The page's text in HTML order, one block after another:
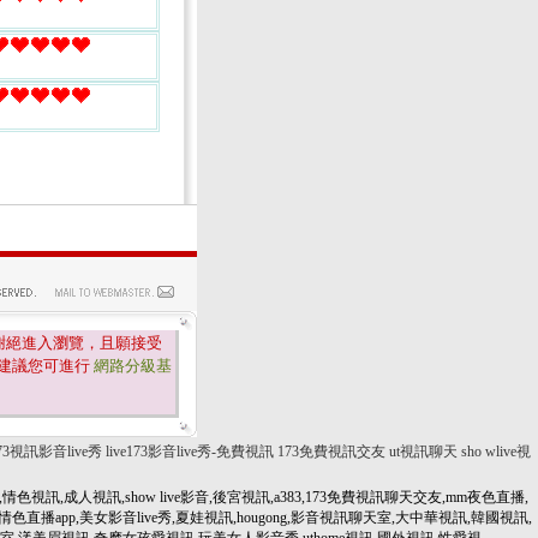
絕進入瀏覽，且願接受
議您可進行網路分級基
視訊影音live秀 live173影音live秀-免費視訊 173免費視訊交友 ut視訊聊天 sho wlive視
色視訊,成人視訊,show live影音,後宮視訊,a383,173免費視訊聊天交友,mm夜色直播,
直播app,美女影音live秀,夏娃視訊,hougong,影音視訊聊天室,大中華視訊,韓國視訊,